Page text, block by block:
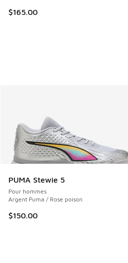
$165.00
PUMA Stewie 5
Pour hommes
Argent Puma / Rose poison
$150.00